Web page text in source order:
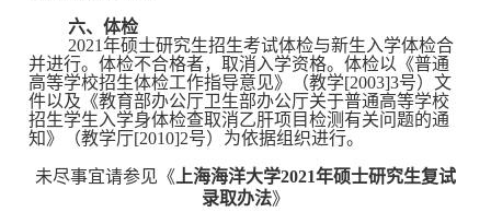
六、体检
2021年硕士研究生招生考试体检与新生入学体检合
并进行。体检不合格者，取消入学资格。体检以《普通
高等学校招生体检工作指导意见》（教学[2003]3号）文
件以及《教育部办公厅卫生部办公厅关于普通高等学校
招生学生入学身体检查取消乙肝项目检测有关问题的通
知》
（教学厅[2010]2号）为依据组织进行。
未尽事宜请参见《 上海海洋大学2021年硕士研究生复试
录取办法》